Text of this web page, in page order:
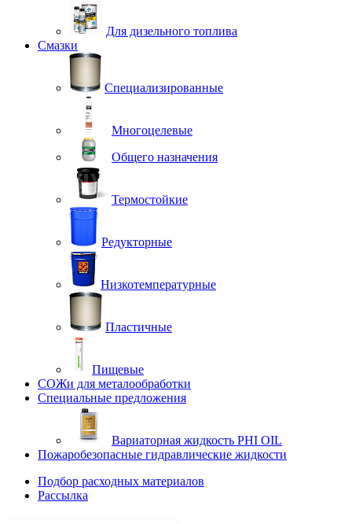
Для дизельного топлива
Смазки
Специализированные
Многоцелевые
Общего назначения
Термостойкие
Редукторные
Низкотемпературные
Пластичные
Пищевые
СОЖи для металообработки
Специальные предложения
Вариаторная жидкость PHI OIL
Пожаробезопасные гидравлические жидкости
Подбор расходных материалов
Рассылка